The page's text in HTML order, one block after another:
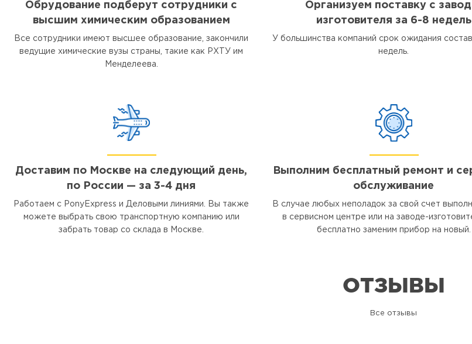
Обрудование подберут сотрудники с
высшим химическим образованием
Все сотрудники имеют высшее образование, закончили
ведущие химические вузы страны, такие как РХТУ им
Менделеева.
Организуем поставку с
изготовителя за 6-8 недель
У большинства компаний срок ожидания
недель.
Доставим по Москве на следующий день,
по России — за 3-4 дня
Работаем с PonyExpress и Деловыми линиями. Вы также
можете выбрать свою транспортную компанию или
забрать товар со склада в Москве.
Выполним бесплатный ремонт и
обслуживание
В случае любых неполадок за свой счет
в сервисном центре или на заводе-
бесплатно заменим прибор на новый.
ОТЗЫВЫ
Все отзывы